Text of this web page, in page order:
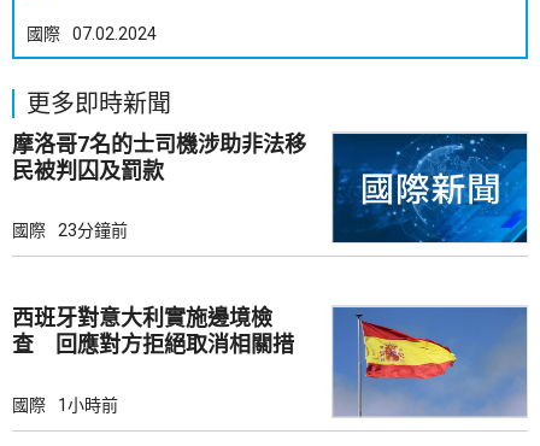
國際 07.02.2024
更多即時新聞
摩洛哥7名的士司機涉助非法移
民被判囚及罰款
國際 23分鐘前
西班牙對意大利實施邊境檢
查 回應對方拒絕取消相關措
國際 1小時前